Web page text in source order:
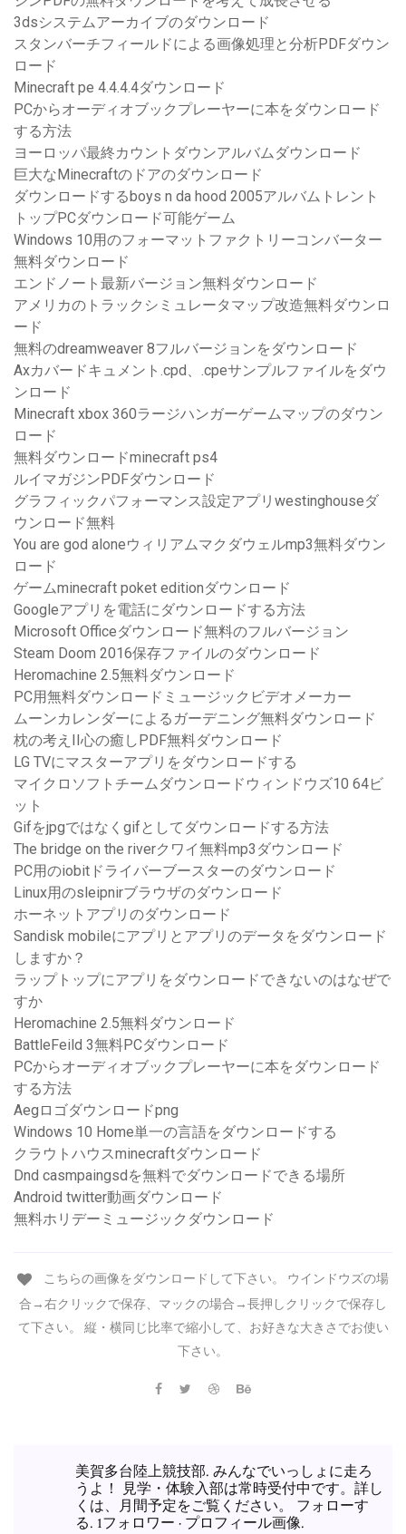
3dsシステムアーカイブのダウンロード
スタンバーチフィールドによる画像処理と分析PDFダウン
ロード
Minecraft pe 4.4.4.4ダウンロード
PCからオーディオブックプレーヤーに本をダウンロード
する方法
ヨーロッパ最終カウントダウンアルバムダウンロード
巨大なMinecraftのドアのダウンロード
ダウンロードするboys n da hood 2005アルバムトレント
トップPCダウンロード可能ゲーム
Windows 10用のフォーマットファクトリーコンバーター
無料ダウンロード
エンドノート最新バージョン無料ダウンロード
アメリカのトラックシミュレータマップ改造無料ダウンロ
ード
無料のdreamweaver 8フルバージョンをダウンロード
Axカバードキュメント.cpd、.cpeサンプルファイルをダウ
ンロード
Minecraft xbox 360ラージハンガーゲームマップのダウン
ロード
無料ダウンロードminecraft ps4
ルイマガジンPDFダウンロード
グラフィックパフォーマンス設定アプリwestinghouseダ
ウンロード無料
You are god aloneウィリアムマクダウェルmp3無料ダウン
ロード
ゲームminecraft poket editionダウンロード
Googleアプリを電話にダウンロードする方法
Microsoft Officeダウンロード無料のフルバージョン
Steam Doom 2016保存ファイルのダウンロード
Heromachine 2.5無料ダウンロード
PC用無料ダウンロードミュージックビデオメーカー
ムーンカレンダーによるガーデニング無料ダウンロード
枕の考えII心の癒しPDF無料ダウンロード
LG TVにマスターアプリをダウンロードする
マイクロソフトチームダウンロードウィンドウズ10 64ビ
ット
Gifをjpgではなくgifとしてダウンロードする方法
The bridge on the riverクワイ無料mp3ダウンロード
PC用のiobitドライバーブースターのダウンロード
Linux用のsleipnirブラウザのダウンロード
ホーネットアプリのダウンロード
Sandisk mobileにアプリとアプリのデータをダウンロード
しますか？
ラップトップにアプリをダウンロードできないのはなぜで
すか
Heromachine 2.5無料ダウンロード
BattleFeild 3無料PCダウンロード
PCからオーディオブックプレーヤーに本をダウンロード
する方法
Aegロゴダウンロードpng
Windows 10 Home単一の言語をダウンロードする
クラウトハウスminecraftダウンロード
Dnd casmpaingsdを無料でダウンロードできる場所
Android twitter動画ダウンロード
無料ホリデーミュージックダウンロード
こちらの画像をダウンロードして下さい。 ウインドウズの場
合→右クリックで保存、マックの場合→長押しクリックで保存し
て下さい。 縦・横同じ比率で縮小して、お好きな大きさでお使い
下さい。
美賀多台陸上競技部. みんなでいっしょに走ろ
うよ！ 見学・体験入部は常時受付中です。詳し
くは、月間予定をご覧ください。 フォローす
る. 1フォロワー · プロフィール画像.